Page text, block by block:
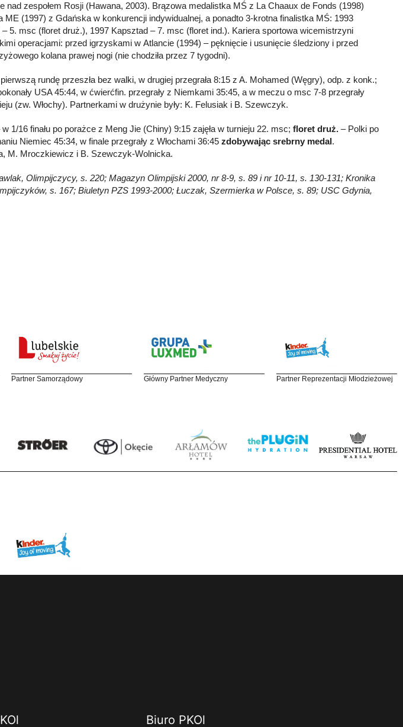
nad zespołem Rosji (Hawana, 2003). Brązowa medalistka MŚ z La Chaaux de Fonds (1998)
(1997) z Gdańska w konkurencji indywidualnej, a ponadto 3-krotna finalistka MŚ: 1993
5. msc (floret druż.), 1997 Kapsztad – 7. msc (floret ind.). Kariera sportowa wicemistrzyni
operacjami: przed igrzyskami w Atlancie (1994) – pęknięcie i usunięcie śledziony i przed
kolana prawej nogi (nie chodziła przez 7 tygodni).
rundę przeszła bez walki, w drugiej przegrała 8:15 z A. Mohamed (Węgry), odp. z konk.;
USA 45:44, w ćwierćfin. przegrały z Niemkami 35:45, a w meczu o msc 7-8 przegrały
(zw. Włochy). Partnerkami w drużynie były: K. Felusiak i B. Szewczyk.
w 1/16 finału po porażce z Meng Jie (Chiny) 9:15 zajęła w turnieju 22. msc; floret druż. – Polki po
Niemiec 45:34, w finale przegrały z Włochami 36:45 zdobywając srebrny medal.
M. Mroczkiewicz i B. Szewczyk-Wolnicka.
Olimpijczycy, s. 220; Magazyn Olimpijski 2000, nr 8-9, s. 89 i nr 10-11, s. 130-131; Kronika
s. 167; Biuletyn PZS 1993-2000; Łuczak, Szermierka w Polsce, s. 89; USC Gdynia,
Partner Samorządowy Główny Partner Medyczny Partner Reprezentacji Młodzieżowej
Biuro PKOl